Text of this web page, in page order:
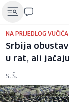
NA PRIJEDLOG VUČIĆA
Srbija
u rat, ali
S. Š.